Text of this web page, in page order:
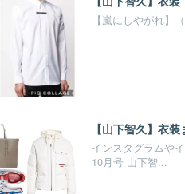
【嵐にしやがれ】
【山下智久】衣
インスタグラムや
10月号 山下智...